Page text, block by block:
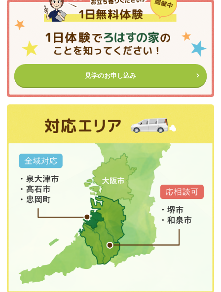
見学のお申し込み